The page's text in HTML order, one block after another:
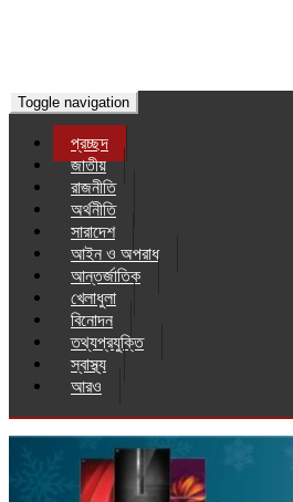
Toggle navigation
প্রচ্ছদ
জাতীয়
রাজনীতি
অর্থনীতি
সারাদেশ
আইন ও অপরাধ
আন্তর্জাতিক
খেলাধুলা
বিনোদন
তথ্যপ্রযুক্তি
স্বাস্থ্য
আরও